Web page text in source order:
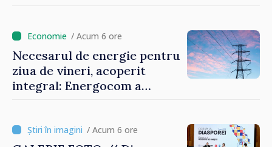
/ Acum 6 ore
Necesarul de energie pentru
ziua de vineri, acoperit
integral: Energocom a
/ Acum 6 ore